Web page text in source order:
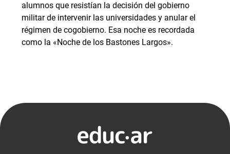
alumnos que resistían la decisión del gobierno
militar de intervenir las universidades y anular el
régimen de cogobierno. Esa noche es recordada
como la «Noche de los Bastones Largos».